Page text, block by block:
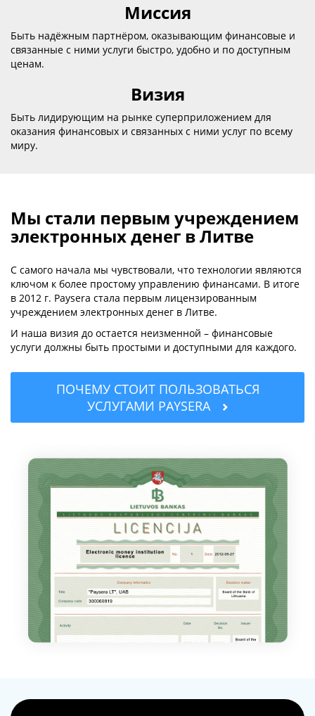
Миссия
Быть надёжным партнёром, оказывающим финансовые и
связанные с ними услуги быстро, удобно и по доступным
ценам.
Визия
Быть лидирующим на рынке суперприложением для
оказания финансовых и связанных с ними услуг по всему
миру.
Мы стали первым учреждением
электронных денег в Литве
С самого начала мы чувствовали, что технологии являются
ключом к более простому управлению финансами. В итоге
в 2012 г. Paysera стала первым лицензированным
учреждением электронных денег в Литве.
И наша визия до остается неизменной – финансовые
услуги должны быть простыми и доступными для каждого.
ПОЧЕМУ СТОИТ ПОЛЬЗОВАТЬСЯ
УСЛУГАМИ PAYSERA